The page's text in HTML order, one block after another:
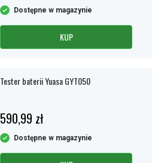
Dostępne w magazynie
KUP
Tester baterii Yuasa GYT050
590,99 zł
Dostępne w magazynie